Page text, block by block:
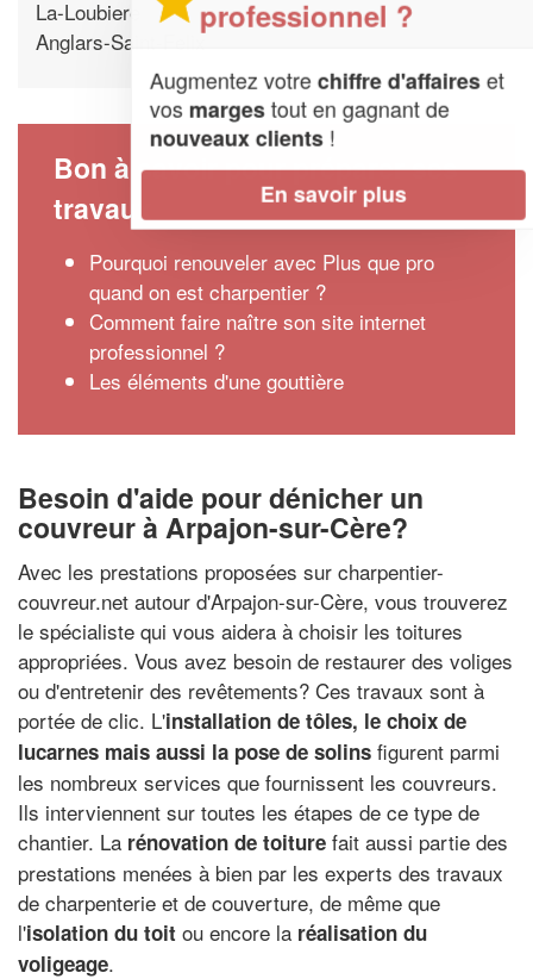
La-Loubiere
Anglars-Saint-Felix
Bon à savoir pour préparer ses
travaux
Pourquoi renouveler avec Plus que pro
quand on est charpentier ?
Comment faire naître son site internet
professionnel ?
Les éléments d'une gouttière
Besoin d'aide pour dénicher un
couvreur à Arpajon-sur-Cère?
Avec les prestations proposées sur charpentier-
couvreur.net autour d'Arpajon-sur-Cère, vous trouverez
le spécialiste qui vous aidera à choisir les toitures
appropriées. Vous avez besoin de restaurer des voliges
ou d'entretenir des revêtements? Ces travaux sont à
portée de clic. L'installation de tôles, le choix de
lucarnes mais aussi la pose de solins figurent parmi
les nombreux services que fournissent les couvreurs.
Ils interviennent sur toutes les étapes de ce type de
chantier. La rénovation de toiture fait aussi partie des
prestations menées à bien par les experts des travaux
de charpenterie et de couverture, de même que
l'isolation du toit ou encore la réalisation du
voligeage.
professionnel ?
Augmentez votrechiffre d'affaireset
vosmargestout en gagnant de
nouveaux clients!
En savoir plus